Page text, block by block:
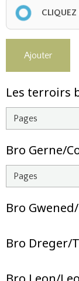
CLIQUEZ
Ajouter
Les terroirs
Bro Gerne/
Bro
Bro Dreger/